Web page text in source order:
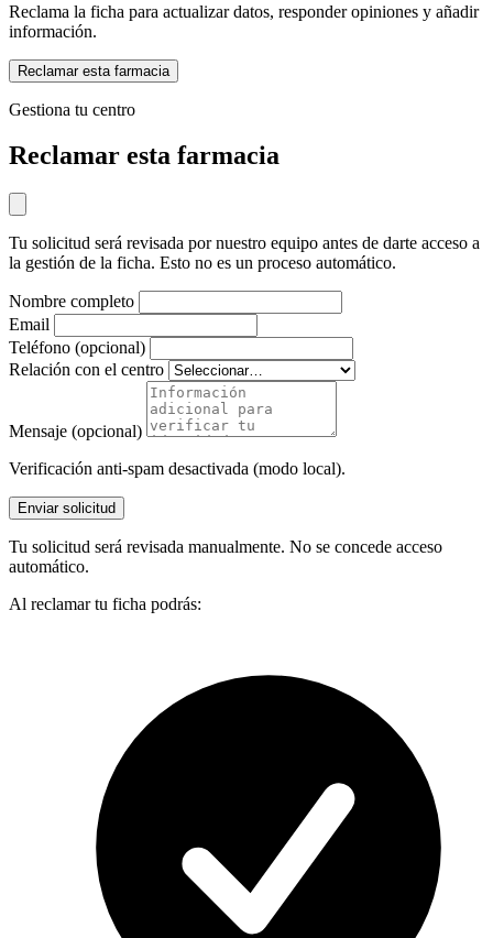
Reclama la ficha para actualizar datos, responder opiniones y añadir
información.
Reclamar esta farmacia
Gestiona tu centro
Reclamar esta farmacia
Tu solicitud será revisada por nuestro equipo antes de darte acceso a
la gestión de la ficha. Esto no es un proceso automático.
Nombre completo
Email
Teléfono (opcional)
Relación con el centro
Mensaje (opcional)
Verificación anti-spam desactivada (modo local).
Enviar solicitud
Tu solicitud será revisada manualmente. No se concede acceso
automático.
Al reclamar tu ficha podrás: